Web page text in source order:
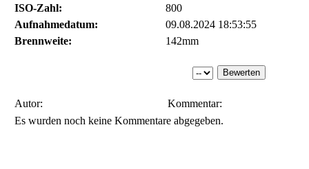
ISO-Zahl:
800
Aufnahmedatum:
09.08.2024 18:53:55
Brennweite:
142mm
Autor:
Kommentar:
Es wurden noch keine Kommentare abgegeben.